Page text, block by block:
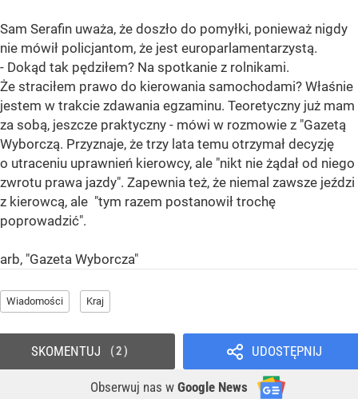
Sam Serafin uważa, że doszło do pomyłki, ponieważ nigdy
nie mówił policjantom, że jest europarlamentarzystą.
- Dokąd tak pędziłem? Na spotkanie z rolnikami.
Że straciłem prawo do kierowania samochodami? Właśnie
jestem w trakcie zdawania egzaminu. Teoretyczny już mam
za sobą, jeszcze praktyczny - mówi w rozmowie z "Gazetą
Wyborczą. Przyznaje, że trzy lata temu otrzymał decyzję
o utraceniu uprawnień kierowcy, ale "nikt nie żądał od niego
zwrotu prawa jazdy". Zapewnia też, że niemal zawsze jeździ
z kierowcą, ale "tym razem postanowił trochę
poprowadzić".
arb, "Gazeta Wyborcza"
Wiadomości Kraj
UDOSTĘPNIJ
Obserwuj nas w Google News
SKOMENTUJ 2